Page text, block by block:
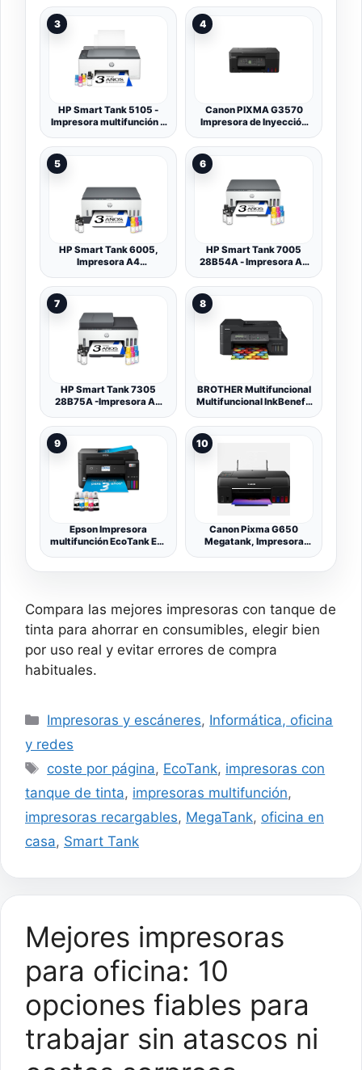
Tinta, conexión Wi-Fi y
hasta 3 años de Tinta
Tinta, conexión Wi-Fi y
hasta 3 años de Tinta
3
HP Smart Tank 5105 -
Impresora multifunción 3
móvil) - 3 años de Tinta
incluida, depósito de Tinta
Grande, Gran Alcance,
4
Canon PIXMA G3570
Impresora de Inyección
AirPrint
5
HP Smart Tank 6005,
Impresora A4
Inyección de Tinta, Wi-Fi
Impresión automática a
Doble Cara, Escáner,
Copiadora, Smart App,
Tinta incluida hasta 3
años
6
HP Smart Tank 7005
28B54A - Impresora A4
de Tinta Recargable,
Escaner, Copiadora, Wi-
Fi, Smart App, Blanca y
Gris Oscuro
7
HP Smart Tank 7305
28B75A -Impresora A4
de Tinta Recargable,
Escaner, Copiadora, Wi-
Fi, Smart App, Blanca y
Gris Oscuro
8
BROTHER Multifuncional
Multifuncional InkBenefit
9
Epson Impresora
multifunción EcoTank ET-
10
Canon Pixma G650
Megatank, Impresora
WiFi, Pantalla LCD, Print,
Ahorro de Energía, Negro
Compara las mejores impresoras con tanque de
tinta para ahorrar en consumibles, elegir bien
por uso real y evitar errores de compra
habituales.
Categorías
Impresoras y escáneres, Informática, oficina
y redes
Etiquetas
coste por página, EcoTank, impresoras con
tanque de tinta, impresoras multifunción,
impresoras recargables, MegaTank, oficina en
casa, Smart Tank
Mejores impresoras
para oficina: 10
opciones fiables para
trabajar sin atascos ni